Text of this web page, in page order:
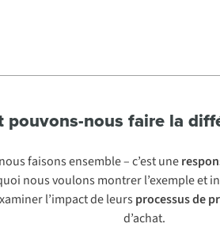
pouvons-nous faire la
faisons ensemble – c’est une
nous voulons montrer l’exemple et
l’impact de leurs processus de
d’achat.